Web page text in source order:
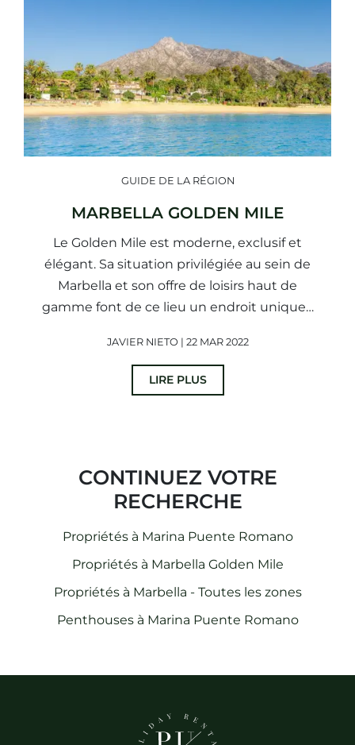
GUIDE DE LA RÉGION
MARBELLA GOLDEN MILE
Le Golden Mile est moderne, exclusif et
élégant. Sa situation privilégiée au sein de
Marbella et son offre de loisirs haut de
gamme font de ce lieu un endroit unique…
JAVIER NIETO | 22 MAR 2022
LIRE PLUS
CONTINUEZ VOTRE
RECHERCHE
Propriétés à Marina Puente Romano
Propriétés à Marbella Golden Mile
Propriétés à Marbella - Toutes les zones
Penthouses à Marina Puente Romano